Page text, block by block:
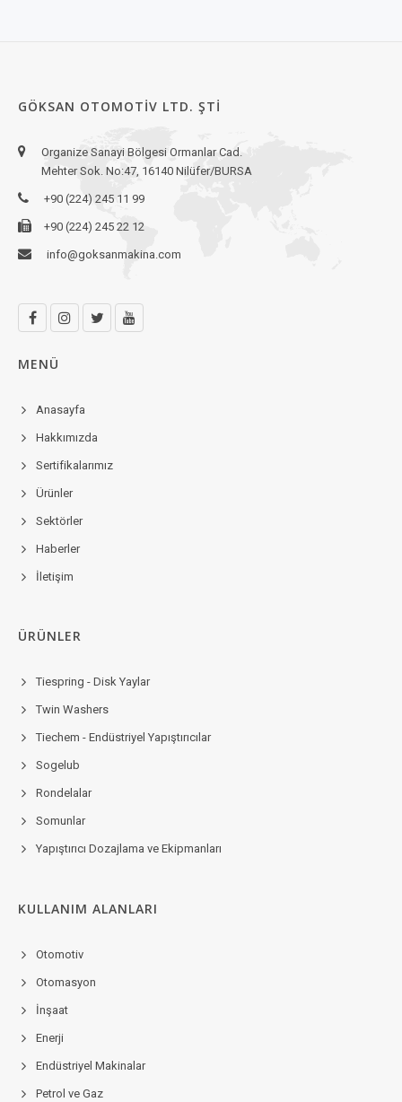
GÖKSAN OTOMOTIV LTD. ŞTI
Organize Sanayi Bölgesi Ormanlar Cad.
Mehter Sok. No:47, 16140 Nilüfer/BURSA
+90 (224) 245 11 99
+90 (224) 245 22 12
info@goksanmakina.com
MENÜ
Anasayfa
Hakkımızda
Sertifikalarımız
Ürünler
Sektörler
Haberler
İletişim
ÜRÜNLER
Tiespring - Disk Yaylar
Twin Washers
Tiechem - Endüstriyel Yapıştırıcılar
Sogelub
Rondelalar
Somunlar
Yapıştırıcı Dozajlama ve Ekipmanları
KULLANIM ALANLARI
Otomotiv
Otomasyon
İnşaat
Enerji
Endüstriyel Makinalar
Petrol ve Gaz